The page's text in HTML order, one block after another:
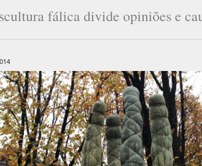
fálica divide opiniões e